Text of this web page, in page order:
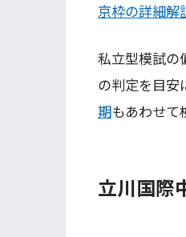
京枠の詳細解
私立型模試の
の判定を目安
期もあわせて
立川国際